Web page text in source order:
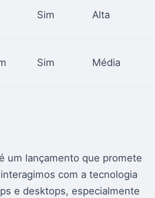
Sim Alta
Sim Média
um lançamento que promete
com a tecnologia
e desktops, especialmente